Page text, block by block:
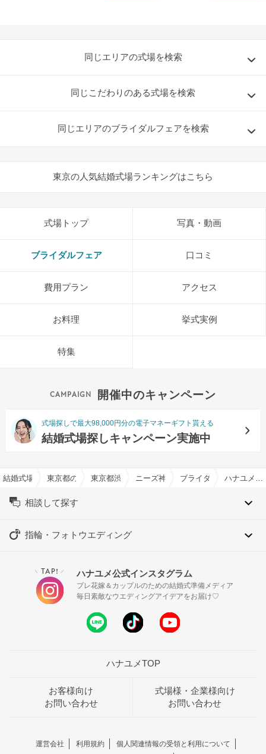
同じエリアの式場を検索
同じこだわりのある式場を検索
同じエリアのブライダルフェアを検索
東京の人気結婚式場ランキングはこちら
式場トップ 写真・動画
ブライダルフェア 口コミ
費用プラン アクセス
お料理 挙式実例
特集
開催中のキャンペーン
式場探しで最大98,000円分の電子マネーギフト貰える
結婚式場探しキャンペーン実施中
結婚式場を探すならハナユメ
東京都の結婚式場一覧東京都渋谷区の結婚式場一覧
ニーズ神宮前 by T&G WEDDING(旧
ブライダルフェア一覧
相談して探す
指輪・フォトウエディング
＼ TAP! ／ ハナユメ公式インスタグラム
プレ花嫁＆カップルのための結婚式準備メディア
毎日素敵なウエディングアイデアをお届け♡
ハナユメTOP
お客様向け
お問い合わせ
式場様・企業様向け
お問い合わせ
運営会社 利用規約 個人関連情報の受領と利用について